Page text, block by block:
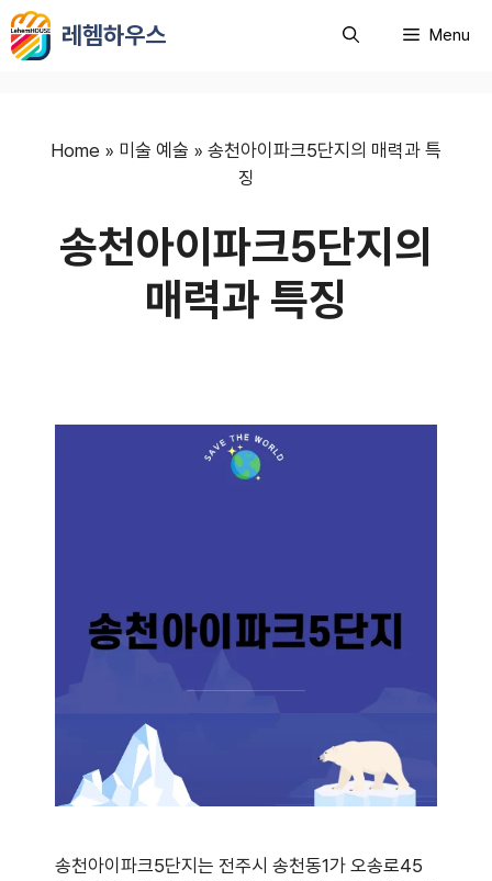
컨
텐
레헴하우스 Menu
Home » 미술 예술 » 송천아이파크5단지의 매력과 특
징
송천아이파크5단지의
매력과 특징
송천아이파크5단지는 전주시 송천동1가 오송로45